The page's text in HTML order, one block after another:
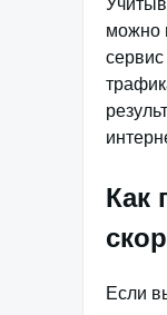
можно
сервис
Как
Если